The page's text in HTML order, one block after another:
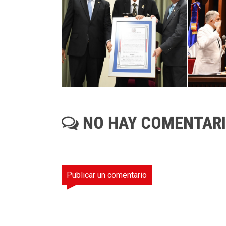
NO HAY
Publicar un comentario